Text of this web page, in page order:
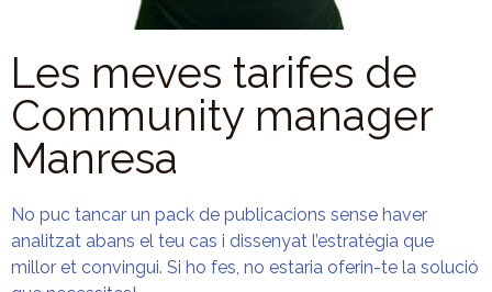
Les meves tarifes de
Community manager
Manresa
No puc tancar un pack de publicacions sense haver
analitzat abans el teu cas i dissenyat l’estratègia que
millor et convingui. Si ho fes, no estaria oferin-te la solució